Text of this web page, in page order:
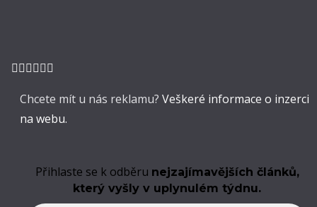
Chcete mít u nás reklamu? Veškeré informace o inzerci
na webu.
Přihlaste se k odběru nejzajímavějších článků,
který vyšly v uplynulém týdnu.